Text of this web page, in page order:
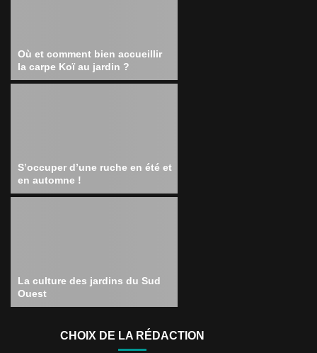
Où et comment bien accueillir
la carpe Koï au jardin ?
S’occuper d’une ruche en été et
en automne !
La culture des jardins du Sud
Ouest
CHOIX DE LA RÉDACTION